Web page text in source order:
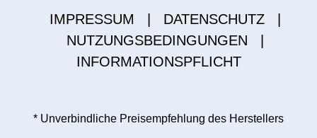
IMPRESSUM DATENSCHUTZ
NUTZUNGSBEDINGUNGEN
INFORMATIONSPFLICHT
* Unverbindliche Preisempfehlung des Herstellers